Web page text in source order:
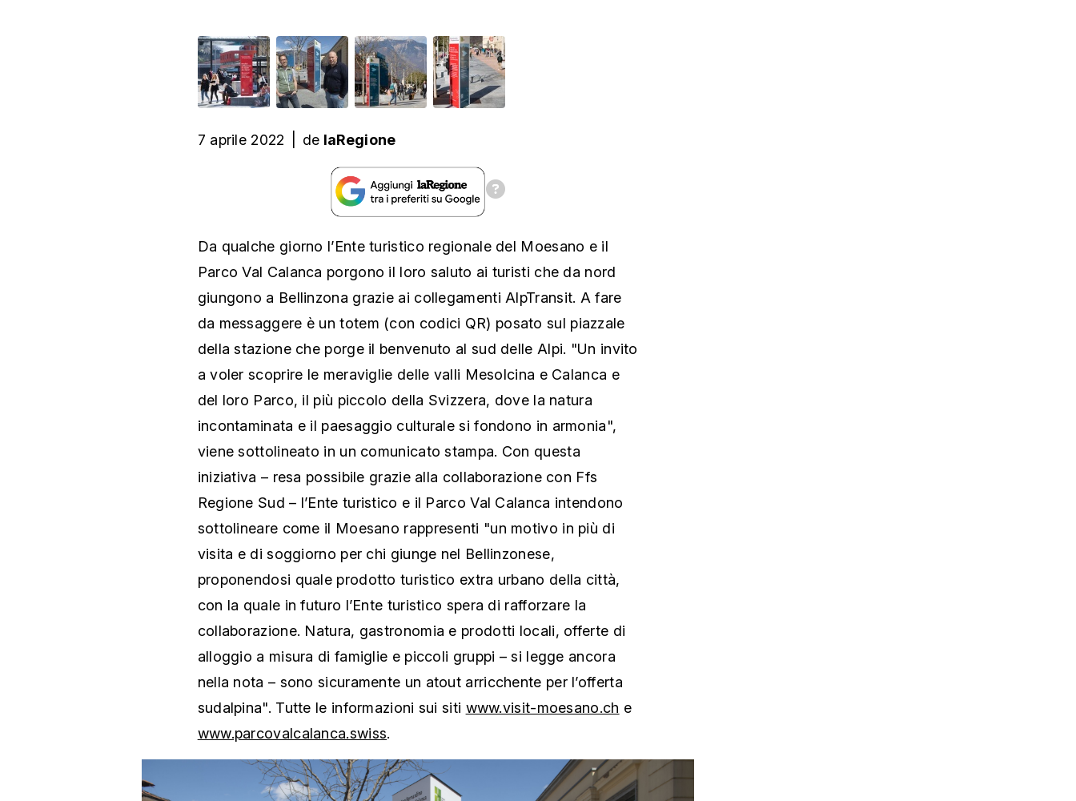
7 aprile 2022 de laRegione
Da qualche giorno l’Ente turistico regionale del Moesano e il
Parco Val Calanca porgono il loro saluto ai turisti che da nord
giungono a Bellinzona grazie ai collegamenti AlpTransit. A fare
da messaggere è un totem (con codici QR) posato sul piazzale
della stazione che porge il benvenuto al sud delle Alpi. "Un invito
a voler scoprire le meraviglie delle valli Mesolcina e Calanca e
del loro Parco, il più piccolo della Svizzera, dove la natura
incontaminata e il paesaggio culturale si fondono in armonia",
viene sottolineato in un comunicato stampa. Con questa
iniziativa – resa possibile grazie alla collaborazione con Ffs
Regione Sud – l’Ente turistico e il Parco Val Calanca intendono
sottolineare come il Moesano rappresenti "un motivo in più di
visita e di soggiorno per chi giunge nel Bellinzonese,
proponendosi quale prodotto turistico extra urbano della città,
con la quale in futuro l’Ente turistico spera di rafforzare la
collaborazione. Natura, gastronomia e prodotti locali, offerte di
alloggio a misura di famiglie e piccoli gruppi – si legge ancora
nella nota – sono sicuramente un atout arricchente per l’offerta
sudalpina". Tutte le informazioni sui siti www.visit-moesano.ch e
www.parcovalcalanca.swiss.